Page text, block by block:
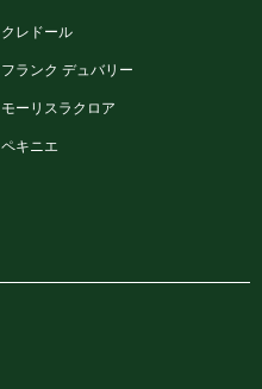
クレドール
フランク デュバリー
モーリスラクロア
ペキニエ